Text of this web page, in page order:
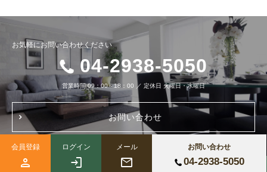
会員登録 ログイン メール お問い合わせ
04-2938-5050
お気軽にお問い合わせください
04-2938-5050
営業時間 09：00～18：00 ／ 定休日 火曜日・水曜日
お問い合わせ
Copyright (c) 株式会社ブルーノートホーム All Right Reserved.